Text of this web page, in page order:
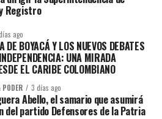
Registro
ago
DE BOYACÁ Y LOS NUEVOS DEBATES
UNA MIRADA
EL CARIBE COLOMBIANO
3 días ago
Abello, el samario que asumirá
del partido Defensores de la Patria